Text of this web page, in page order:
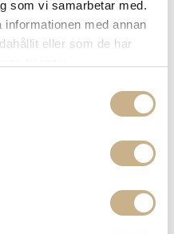
som vi samarbetar med.
med annan
eller som de har
dig för vårt
över 1000:-